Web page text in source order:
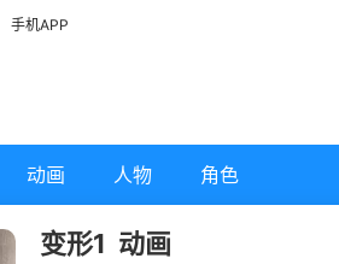
手机APP
动画 人物 角色
变形1 动画